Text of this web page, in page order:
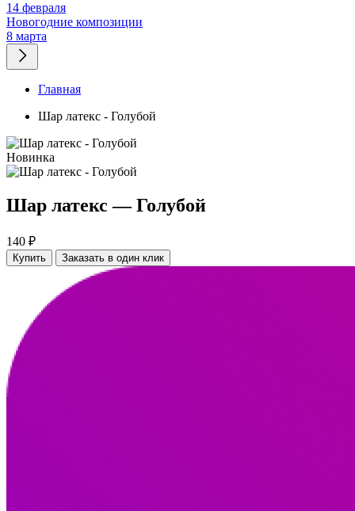
14 февраля
Новогодние композиции
8 марта
Главная
Шар латекс - Голубой
Новинка
Шар латекс — Голубой
140 ₽
Купить Заказать в один клик